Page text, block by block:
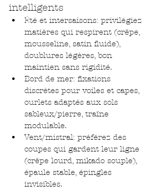
intelligents
Été et intersaisons: privilégiez
matières qui respirent (crêpe,
mousseline, satin fluide),
doublures légères, bon
maintien sans rigidité.
Bord de mer: fixations
discrètes pour voiles et capes,
ourlets adaptés aux sols
sableux/pierre, traîne
modulable.
Vent/mistral: préférez des
coupes qui gardent leur ligne
(crêpe lourd, mikado souple),
épaule stable, épingles
invisibles.